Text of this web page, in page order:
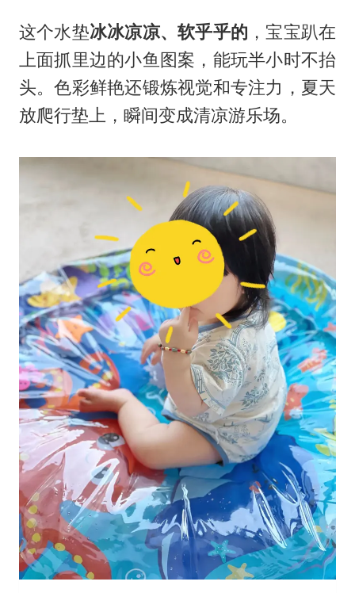
这个水垫冰冰凉凉、软乎乎的 ，宝宝趴在
上面抓里边的小鱼图案，能玩半小时不抬
头。色彩鲜艳还锻炼视觉和专注力，夏天
放爬行垫上，瞬间变成清凉游乐场。